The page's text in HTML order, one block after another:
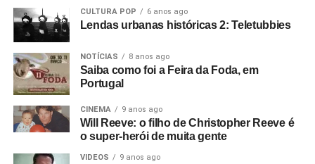
CULTURA POP 6 anos ago
Lendas urbanas históricas 2: Teletubbies
NOTÍCIAS 8 anos ago
Saiba como foi a Feira da Foda, em
Portugal
CINEMA 9 anos ago
Will Reeve: o filho de Christopher Reeve é
o super-herói de muita gente
VIDEOS 9 anos ago